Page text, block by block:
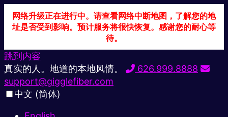
网络升级正在进行中。请查看网络中断地图，了解您的地
址是否受到影响。预计服务将很快恢复。感谢您的耐心等
待。
跳到内容
真实的人。地道的本地风情。
626.999.8888
support@gigglefiber.com
中文 (简体)